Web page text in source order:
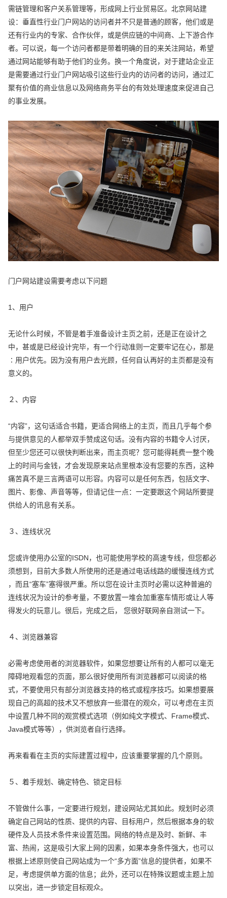
需链管理和客户关系管理等，形成网上行业贸易区。北京网站建
设：垂直性行业门户网站的访问者并不只是普通的顾客，他们或是
还有行业内的专家、合作伙伴，或是供应链的中间商、上下游合作
者。可以说，每一个访问者都是带着明确的目的来关注网站，希望
通过网站能够有助于他们的业务。换一个角度说，对于建站企业正
是需要通过行业门户网站吸引这些行业内的访问者的访问，通过汇
聚有价值的商业信息以及网络商务平台的有效处理速度来促进自己
的事业发展。
门户网站建设需要考虑以下问题
1、用户
无论什么时候，不管是着手准备设计主页之前，还是正在设计之
中，甚或是已经设计完毕，有一个行动准则一定要牢记在心，那是
∶用户优先。因为没有用户去光顾，任何自认再好的主页都是没有
意义的。
２、内容
“内容”，这句话适合书籍，更适合网络上的主页，而且几乎每个参
与提供意见的人都举双手赞成这句话。没有内容的书籍令人讨厌，
但至少您还可以很快判断出来，而主页呢？您可能得耗费一整个晚
上的时间与金钱，才会发现原来站点里根本没有您要的东西，这种
痛苦真不是三言两语可以形容。内容可以是任何东西，包括文字、
图片、影像、声音等等，但请记住一点：一定要跟这个网站所要提
供给人的讯息有关系。
３、连线状况
您或许使用办公室的ISDN，也可能使用学校的高速专线，但您都必
须想到，目前大多数人所使用的还是通过电话线路的缓慢连线方式
，而且“塞车”塞得很严重。所以您在设计主页时必需以这种普遍的
连线状况为设计的参考量，不要放置一堆会加重塞车情形或让人等
得发火的玩意儿。很后，完成之后， 您很好联网亲自测试一下。
４、浏览器兼容
必需考虑使用者的浏览器软件，如果您想要让所有的人都可以毫无
障碍地观看您的页面，那么很好使用所有浏览器都可以阅读的格
式，不要使用只有部分浏览器支持的格式或程序技巧。如果想要展
现自己的高超的技术又不想放弃一些潜在的观众，可以考虑在主页
中设置几种不同的观赏模式选项（例如纯文字模式、Frame模式、
Java模式等等），供浏览者自行选择。
再来看看在主页的实际建置过程中，应该重要掌握的几个原则。
５、着手规划、确定特色、锁定目标
不管做什么事，一定要进行规划，建设网站尤其如此。规划时必须
确定自己网站的性质、提供的内容、目标用户，然后根据本身的软
硬件及人员技术条件来设置范围。网络的特点是及时、新鲜、丰
富、热闹，这是吸引大家上网的因素，如果本身条件强大，也可以
根据上述原则使自己网站成为一个“多方面”信息的提供者，如果不
足，考虑提供单方面的信息；此外，还可以在特殊议题或主题上加
以突出，进一步锁定目标观众。